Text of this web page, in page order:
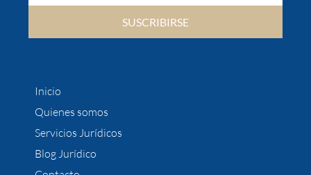
SUSCRIBIRSE
Inicio
Quienes somos
Servicios Jurídicos
Blog Jurídico